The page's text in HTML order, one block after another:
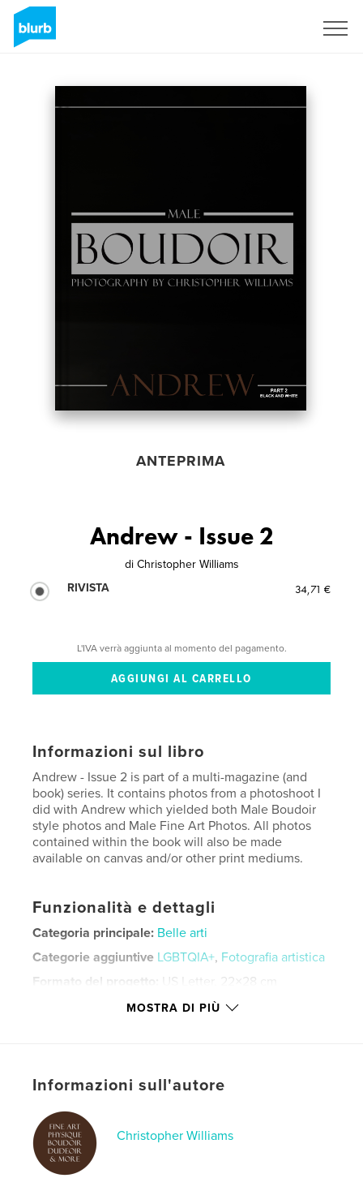
ANTEPRIMA
Andrew - Issue 2
di Christopher Williams
RIVISTA
34,71 €
L'IVA verrà aggiunta al momento del pagamento.
Informazioni sul libro
Andrew - Issue 2 is part of a multi-magazine (and
book) series. It contains photos from a photoshoot I
did with Andrew which yielded both Male Boudoir
style photos and Male Fine Art Photos. All photos
contained within the book will also be made
available on canvas and/or other print mediums.
Funzionalità e dettagli
Categoria principale: Belle arti
Categorie aggiuntive LGBTQIA+, Fotografia artistica
Formato del progetto:
US Letter, 22×28 cm
male , fine art , boudoir
straight
MOSTRA DI PIÙ
Informazioni sull'autore
Christopher Williams